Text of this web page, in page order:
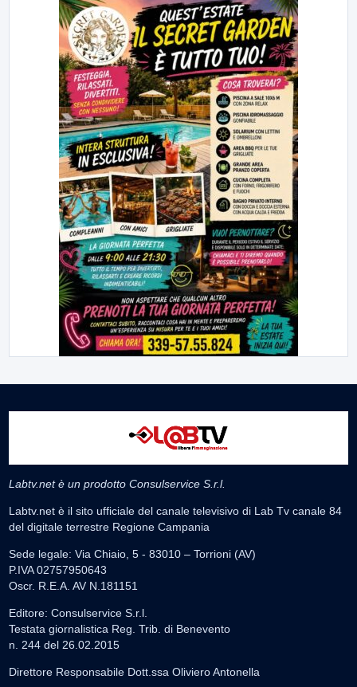
Labtv.net è un prodotto Consulservice S.r.l.
Labtv.net è il sito ufficiale del canale televisivo di Lab Tv canale 84
del digitale terrestre Regione Campania
Sede legale: Via Chiaio, 5 - 83010 – Torrioni (AV)
P.IVA 02757950643
Oscr. R.E.A. AV N.181151
Editore: Consulservice S.r.l.
Testata giornalistica Reg. Trib. di Benevento
n. 244 del 26.02.2015
Direttore Responsabile Dott.ssa Oliviero Antonella